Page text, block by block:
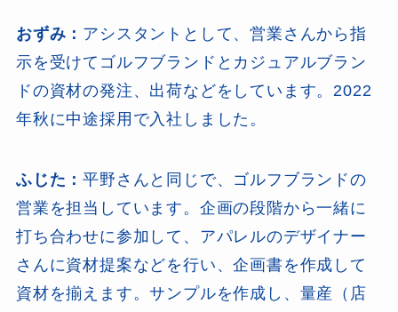
おずみ： アシスタントとして、営業さんから指
示を受けてゴルフブランドとカジュアルブラン
ドの資材の発注、出荷などをしています。2022
年秋に中途採用で入社しました。
ふじた：平野さんと同じで、ゴルフブランドの
営業を担当しています。企画の段階から一緒に
打ち合わせに参加して、アパレルのデザイナー
さんに資材提案などを行い、企画書を作成して
資材を揃えます。サンプルを作成し、量産（店